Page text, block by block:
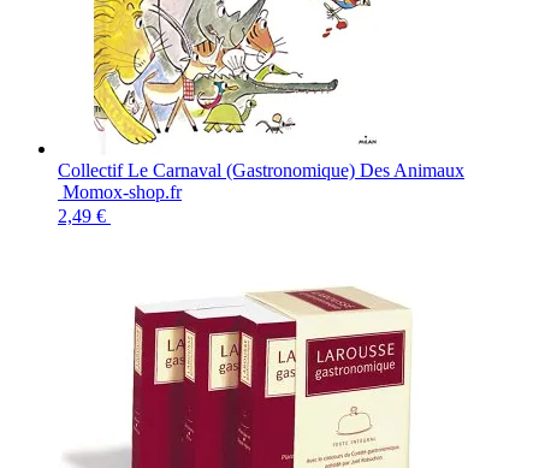
Collectif Le Carnaval (Gastronomique) Des Animaux
2,49 €